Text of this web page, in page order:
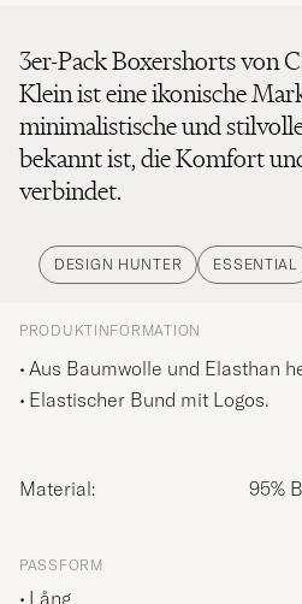
3er-Pack Boxershorts von
Klein ist eine ikonische
minimalistische und
bekannt ist, die Komfort
verbindet.
DESIGN HUNTER ESSENTIAL
PRODUKTINFORMATION
Aus Baumwolle und Elasthan
Elastischer Bund mit Logos.
Material: 95%
PASSFORM
Lång